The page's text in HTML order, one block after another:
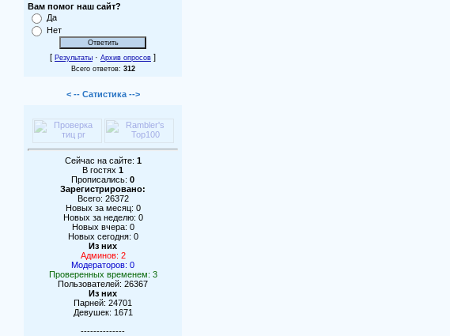
Вам помог наш сайт?
Да
Нет
[ Результаты · Архив опросов ]
Всего ответов: 312
< -- Сатистика -->
Сейчас на сайте: 1
В гостях 1
Прописались: 0
Зарегистрировано:
Всего: 26372
Новых за месяц: 0
Новых за неделю: 0
Новых вчера: 0
Новых сегодня: 0
Из них
Админов: 2
Модераторов: 0
Проверенных временем: 3
Пользователей: 26367
Из них
Парней: 24701
Девушек: 1671
--------------